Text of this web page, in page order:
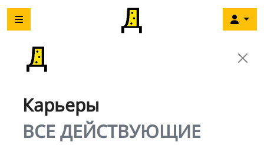
Карьеры
ВСЕ ДЕЙСТВУЮЩИЕ